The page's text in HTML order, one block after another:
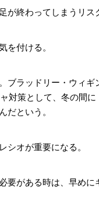
が終わってしまうリス
を付ける。
ブラッドリー・ウィギ
対策として、冬の間に
だという。
シオが重要になる。
要がある時は、早めに